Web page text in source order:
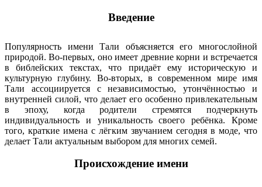
Введение
Популярность имени Тали объясняется его многослойной
природой. Во-первых, оно имеет древние корни и встречается
в библейских текстах, что придаёт ему историческую и
культурную глубину. Во-вторых, в современном мире имя
Тали ассоциируется с независимостью, утончённостью и
внутренней силой, что делает его особенно привлекательным
в эпоху, когда родители стремятся подчеркнуть
индивидуальность и уникальность своего ребёнка. Кроме
того, краткие имена с лёгким звучанием сегодня в моде, что
делает Тали актуальным выбором для многих семей.
Происхождение имени